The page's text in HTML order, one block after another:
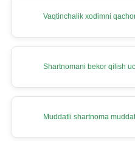
Vaqtinchalik хodimni
Shartnomani bekor qilish
Muddatli shartnoma